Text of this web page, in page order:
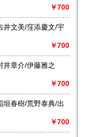
です。店舗での日時
術工芸、国語国
￥700
￥700
￥700
￥700